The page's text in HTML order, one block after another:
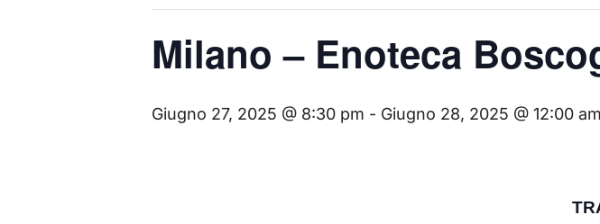
Milano – Enoteca
Giugno 27, 2025 @ 8:30 pm - Giugno 28, 2025 @ 12:00 am